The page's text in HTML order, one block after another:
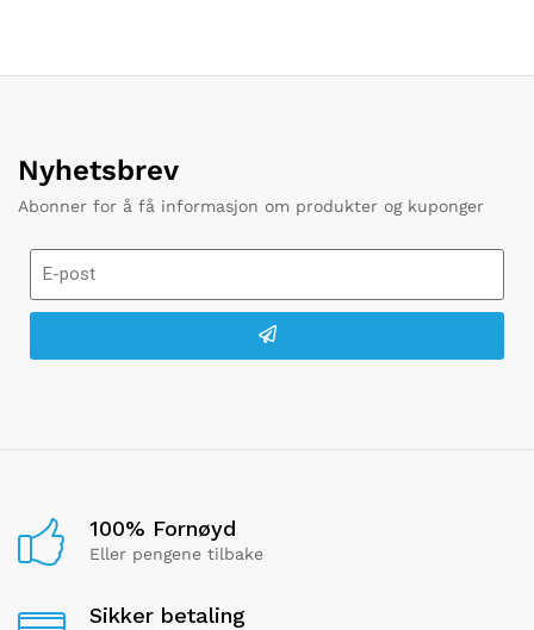
Nyhetsbrev
Abonner for å få informasjon om produkter og kuponger
100% Fornøyd
Eller pengene tilbake
Sikker betaling